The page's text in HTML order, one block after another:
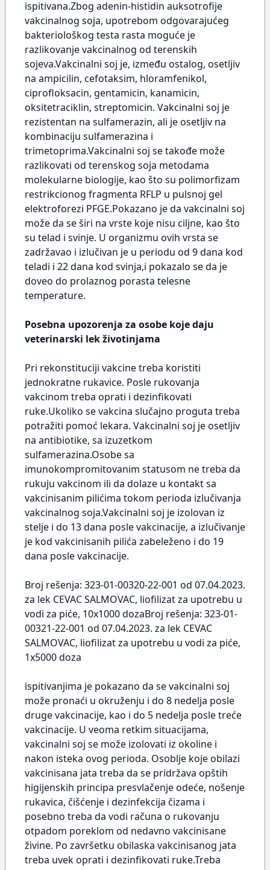
ispitivana.Zbog adenin-histidin auksotrofije
vakcinalnog soja, upotrebom odgovarajućeg
bakteriološkog testa rasta moguće je
razlikovanje vakcinalnog od terenskih
sojeva.Vakcinalni soj je, između ostalog, osetljiv
na ampicilin, cefotaksim, hloramfenikol,
ciprofloksacin, gentamicin, kanamicin,
oksitetraciklin, streptomicin. Vakcinalni soj je
rezistentan na sulfamerazin, ali je osetljiv na
kombinaciju sulfamerazina i
trimetoprima.Vakcinalni soj se takođe može
razlikovati od terenskog soja metodama
molekularne biologije, kao što su polimorfizam
restrikcionog fragmenta RFLP u pulsnoj gel
elektroforezi PFGE.Pokazano je da vakcinalni soj
može da se širi na vrste koje nisu ciljne, kao što
su telad i svinje. U organizmu ovih vrsta se
zadržavao i izlučivan je u periodu od 9 dana kod
teladi i 22 dana kod svinja,i pokazalo se da je
doveo do prolaznog porasta telesne
temperature.
Posebna upozorenja za osobe koje daju
veterinarski lek životinjama
Pri rekonstituciji vakcine treba koristiti
jednokratne rukavice. Posle rukovanja
vakcinom treba oprati i dezinfikovati
ruke.Ukoliko se vakcina slučajno proguta treba
potražiti pomoć lekara. Vakcinalni soj je osetljiv
na antibiotike, sa izuzetkom
sulfamerazina.Osobe sa
imunokompromitovanim statusom ne treba da
rukuju vakcinom ili da dolaze u kontakt sa
vakcinisanim pilićima tokom perioda izlučivanja
vakcinalnog soja.Vakcinalni soj je izolovan iz
stelje i do 13 dana posle vakcinacije, a izlučivanje
je kod vakcinisanih pilića zabeleženo i do 19
dana posle vakcinacije.
Broj rešenja: 323-01-00320-22-001 od 07.04.2023.
za lek CEVAC SALMOVAC, liofilizat za upotrebu u
vodi za piće, 10x1000 dozaBroj rešenja: 323-01-
00321-22-001 od 07.04.2023. za lek CEVAC
SALMOVAC, liofilizat za upotrebu u vodi za piće,
1x5000 doza
ispitivanjima je pokazano da se vakcinalni soj
može pronaći u okruženju i do 8 nedelja posle
druge vakcinacije, kao i do 5 nedelja posle treće
vakcinacije. U veoma retkim situacijama,
vakcinalni soj se može izolovati iz okoline i
nakon isteka ovog perioda. Osoblje koje obilazi
vakcinisana jata treba da se pridržava opštih
higijenskih principa presvlačenje odeće, nošenje
rukavica, čišćenje i dezinfekcija čizama i
posebno treba da vodi računa o rukovanju
otpadom poreklom od nedavno vakcinisane
živine. Po završetku obilaska vakcinisanog jata
treba uvek oprati i dezinfikovati ruke.Treba